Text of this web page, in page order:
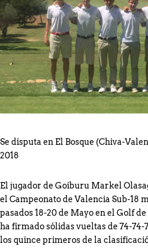
Incidencias técnicas en la
alternativa en el Área del
Consulte horarios de
Jaizkibel Memorial Carlos
El Campeonato Infantil del
cantera de gran nivel en
Se disputa en El Bosque (Chiva-
2018
El jugador de Goiburu Markel
el Campeonato de Valencia Sub-18
pasados 18-20 de Mayo en el Golf
ha firmado sólidas vueltas de 74-
los quince primeros de la